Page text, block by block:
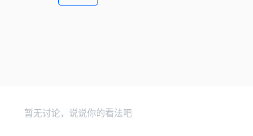
暂无讨论，说说你的看法吧